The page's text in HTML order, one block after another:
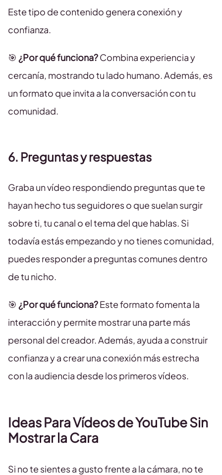
Este tipo de contenido genera conexión y
confianza.
🎯 ¿Por qué funciona?Combina experiencia y
cercanía, mostrando tu lado humano. Además, es
un formato que invita a la conversación con tu
comunidad.
6. Preguntas y respuestas
Graba un vídeo respondiendo preguntas que te
hayan hecho tus seguidores o que suelan surgir
sobre ti, tu canal o el tema del que hablas. Si
todavía estás empezando y no tienes comunidad,
puedes responder a preguntas comunes dentro
de tu nicho.
🎯 ¿Por qué funciona?Este formato fomenta la
interacción y permite mostrar una parte más
personal del creador. Además, ayuda a construir
confianza y a crear una conexión más estrecha
con la audiencia desde los primeros vídeos.
Ideas Para Vídeos de YouTube Sin
Mostrar la Cara
Si no te sientes a gusto frente a la cámara, no te